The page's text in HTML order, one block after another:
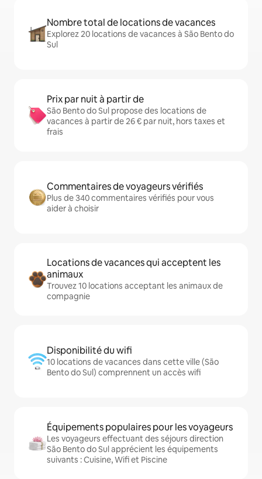
Nombre total de locations de vacances
Explorez 20 locations de vacances à São Bento do
Sul
Prix par nuit à partir de
São Bento do Sul propose des locations de
vacances à partir de 26 € par nuit, hors taxes et
frais
Commentaires de voyageurs vérifiés
Plus de 340 commentaires vérifiés pour vous
aider à choisir
Locations de vacances qui acceptent les
animaux
Trouvez 10 locations acceptant les animaux de
compagnie
Disponibilité du wifi
10 locations de vacances dans cette ville (São
Bento do Sul) comprennent un accès wifi
Équipements populaires pour les voyageurs
Les voyageurs effectuant des séjours direction
São Bento do Sul apprécient les équipements
suivants : Cuisine, Wifi et Piscine